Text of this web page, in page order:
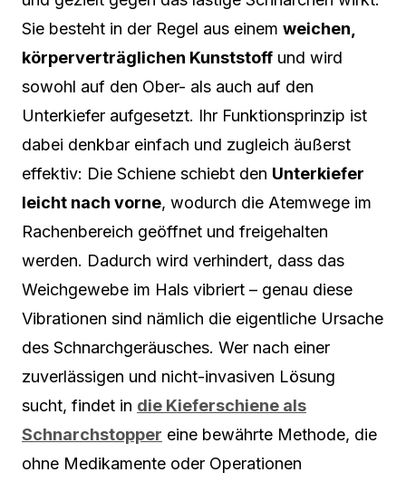
Sie besteht in der Regel aus einem weichen,
körperverträglichen Kunststoff und wird
sowohl auf den Ober- als auch auf den
Unterkiefer aufgesetzt. Ihr Funktionsprinzip ist
dabei denkbar einfach und zugleich äußerst
effektiv: Die Schiene schiebt den Unterkiefer
leicht nach vorne, wodurch die Atemwege im
Rachenbereich geöffnet und freigehalten
werden. Dadurch wird verhindert, dass das
Weichgewebe im Hals vibriert – genau diese
Vibrationen sind nämlich die eigentliche Ursache
des Schnarchgeräusches. Wer nach einer
zuverlässigen und nicht-invasiven Lösung
sucht, findet in die Kieferschiene als
Schnarchstopper eine bewährte Methode, die
ohne Medikamente oder Operationen